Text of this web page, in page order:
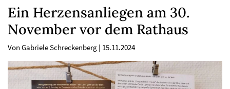
Ein Herzensanliegen am 30.
November vor dem Rathaus
Von Gabriele Schreckenberg | 15.11.2024